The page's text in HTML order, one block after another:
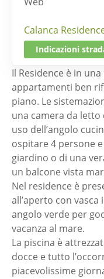
Calanca
Indicazioni
Il Residence è in
appartamenti ben
piano. Le
una camera da
uso dell’angolo
ospitare 4 persone
giardino o di una
un balcone vista
Nel residence è
all’aperto con
angolo verde per
vacanza al mare.
La piscina è
docce e tutto
piacevolissime